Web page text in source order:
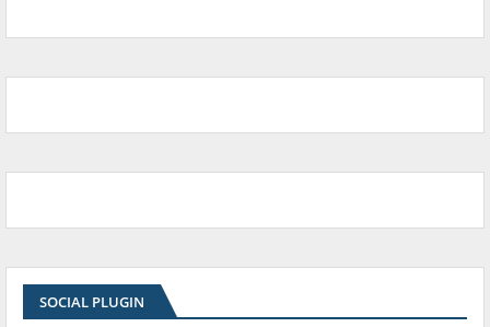
SOCIAL PLUGIN